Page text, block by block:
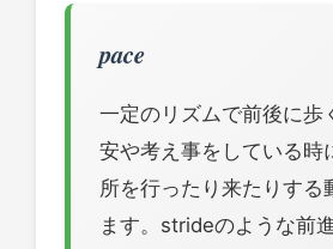
pace
一定のリズムで前後に歩
安や考え事をしている時
所を行ったり来たりする
ます。strideのような前